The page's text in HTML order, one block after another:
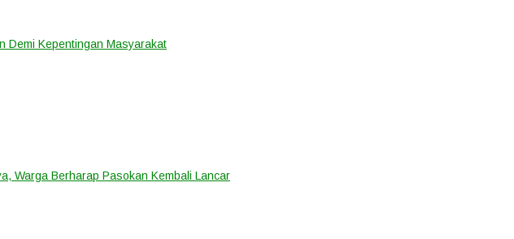
Demi Kepentingan Masyarakat
Warga Berharap Pasokan Kembali Lancar